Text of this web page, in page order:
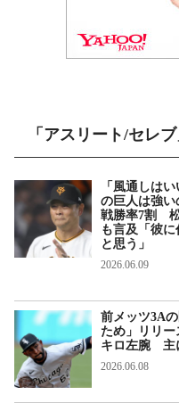
「アスリート/セレ
「風通しは
の巨人は強
戦勝率7割
も言及「彼
と思う」
2026.06.09
前メッツ3A
ため」リリ
キロ左腕 主
2026.06.08